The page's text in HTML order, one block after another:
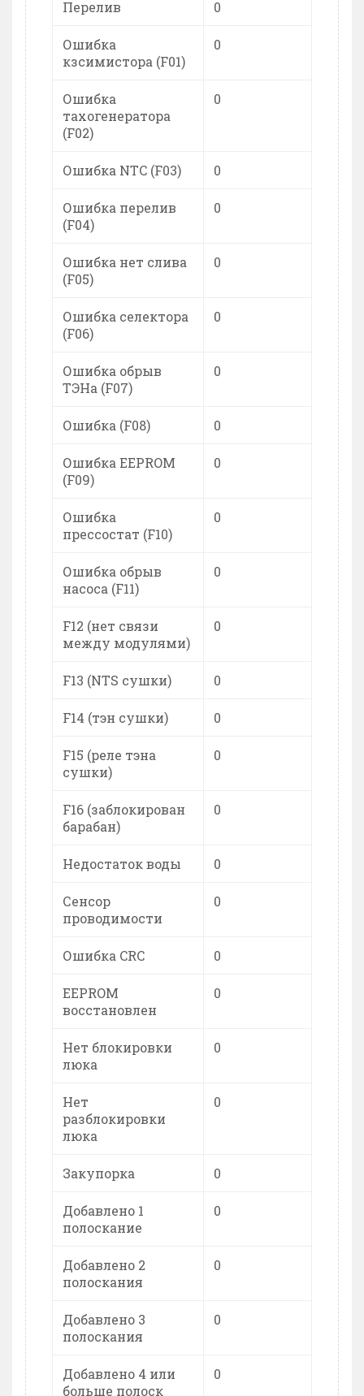
Перелив 0
Ошибка
кзсимистора (F01)
0
Ошибка
тахогенератора
(F02)
0
Ошибка NTC (F03) 0
Ошибка перелив
(F04)
0
Ошибка нет слива
(F05)
0
Ошибка селектора
(F06)
0
Ошибка обрыв
ТЭНа (F07)
0
Ошибка (F08) 0
Ошибка EEPROM
(F09)
0
Ошибка
прессостат (F10)
0
Ошибка обрыв
насоса (F11)
0
F12 (нет связи
между модулями)
0
F13 (NTS сушки) 0
F14 (тэн сушки) 0
F15 (реле тэна
сушки)
0
F16 (заблокирован
барабан)
0
Недостаток воды 0
Сенсор
проводимости
0
Ошибка CRC 0
EEPROM
восстановлен
0
Нет блокировки
люка
0
Нет
разблокировки
люка
0
Закупорка 0
Добавлено 1
полоскание
0
Добавлено 2
полоскания
0
Добавлено 3
полоскания
0
Добавлено 4 или
больше полоск
0